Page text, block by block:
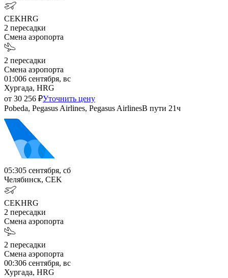
CEKHRG
2 пересадки
Смена аэропорта
2 пересадки
Смена аэропорта
01:006 сентября, вс
Хургада, HRG
от 30 256 ₽Уточнить цену
Pobeda, Pegasus Airlines, Pegasus AirlinesВ пути 21ч
05:305 сентября, сб
Челябинск, CEK
CEKHRG
2 пересадки
Смена аэропорта
2 пересадки
Смена аэропорта
00:306 сентября, вс
Хургада, HRG